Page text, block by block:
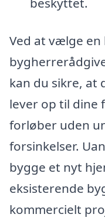
Ved at vælge
kan du sikre, at
lever op til dine
forløber uden
forsinkelser.
bygge et nyt
eksisterende
kommercielt